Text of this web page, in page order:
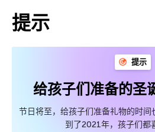
提示
提示
给孩子们准备的圣
节日将至，给孩子们准备礼物的时
到了2021年，孩子们都